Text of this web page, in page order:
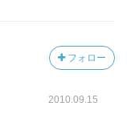
フォロー
2010.09.15